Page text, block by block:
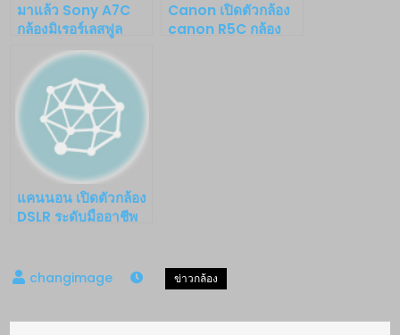
มาแล้ว Sony A7C
กล้องมิเรอร์เลสฟูล
เฟรม เล็ก เบา แต่ทรง
พลัง
Canon เปิดตัวกล้อง
canon R5C กล้อง
แคนนอน เปิดตัวกล้อง
DSLR ระดับมืออาชีพ